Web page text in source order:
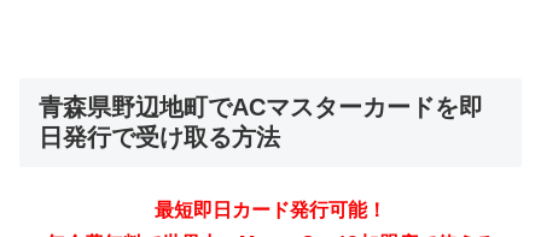
青森県野辺地町でACマスターカードを即
日発行で受け取る方法